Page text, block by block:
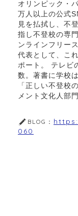
オリンピック・
万人以上の公式
見を払拭し、不
指し不登校の専
ンラインフリー
代表として、こ
ポート。 テレビ
数。著書に学校
「正しい不登校
メント文化人部
BLOG：
060